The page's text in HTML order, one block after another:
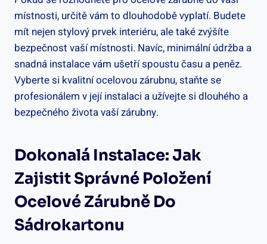
místnosti, určitě vám to dlouhodobě vyplatí. Budete
mít nejen stylový prvek interiéru, ale také zvýšíte
bezpečnost vaší místnosti. Navíc, minimální údržba a
snadná instalace vám ušetří spoustu času a peněz.
Vyberte si kvalitní ocelovou zárubnu, staňte se
profesionálem v její instalaci a užívejte si dlouhého a
bezpečného života vaší zárubny.
Dokonalá Instalace: Jak
Zajistit Správné Položení
Ocelové Zárubně Do
Sádrokartonu